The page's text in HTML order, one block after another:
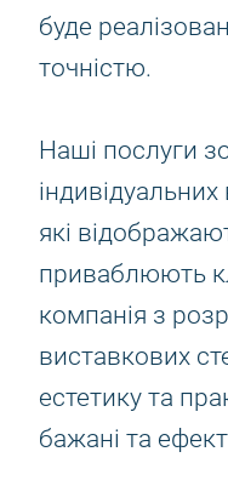
буде
точністю.
Наші послуги
які
приваблюють
компанія з
виставкових
естетику та
бажані та